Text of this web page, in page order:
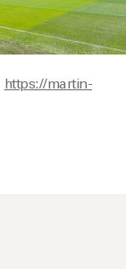
https://martin-